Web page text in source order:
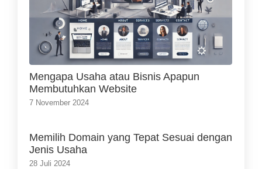
Mengapa Usaha atau Bisnis Apapun
Membutuhkan Website
7 November 2024
Memilih Domain yang Tepat Sesuai dengan
Jenis Usaha
28 Juli 2024